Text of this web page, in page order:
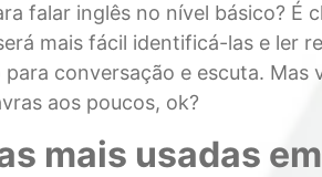
falar inglês no nível básico? É
mais fácil identificá-las e ler
conversação e escuta. Mas
aos poucos, ok?
mais usadas